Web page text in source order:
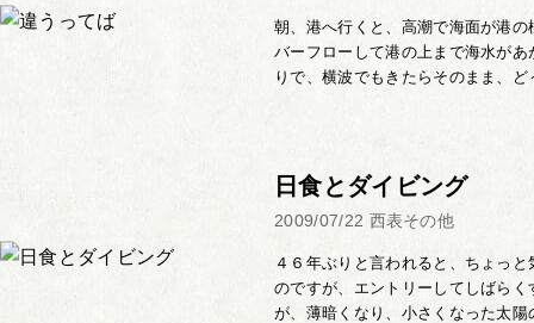
朝、港へ行くと、高潮で海面が港
バーフローして港の上まで海水が
りで、横波でもきたらそのまま、
日食とダイビング
2009/07/22 西表その他
４６年ぶりと言われると、ちょっ
のですが、エントリーしてしばら
が、薄暗くなり、小さくなった太